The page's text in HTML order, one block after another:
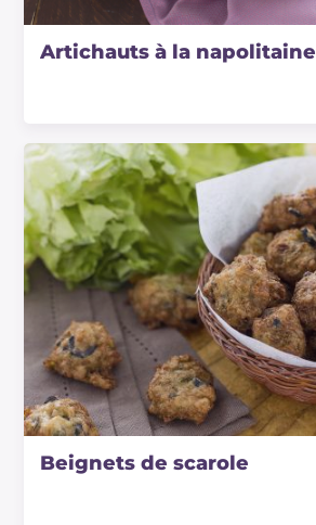
Artichauts à la napolitaine
Beignets de scarole